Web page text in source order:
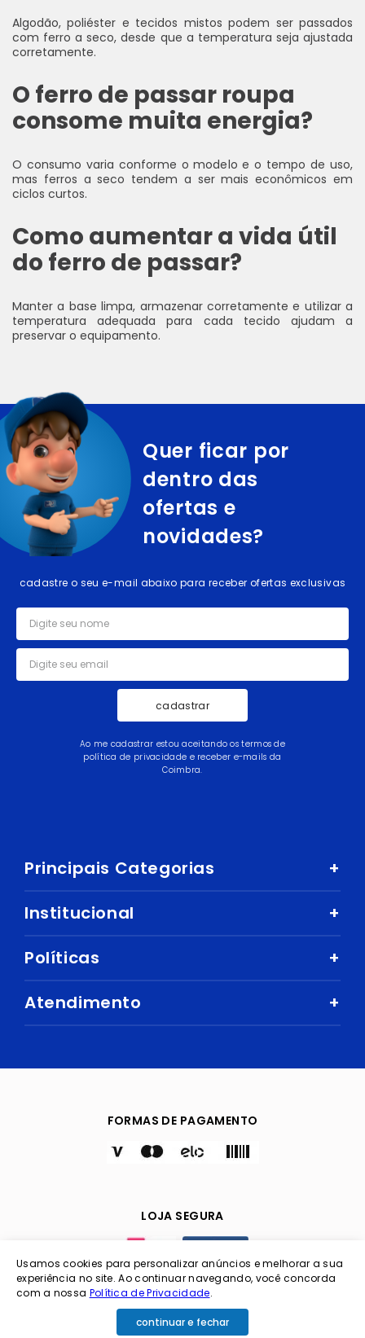
Algodão, poliéster e tecidos mistos podem ser passados
com ferro a seco, desde que a temperatura seja ajustada
corretamente.
O ferro de passar roupa
consome muita energia?
O consumo varia conforme o modelo e o tempo de uso,
mas ferros a seco tendem a ser mais econômicos em
ciclos curtos.
Como aumentar a vida útil
do ferro de passar?
Manter a base limpa, armazenar corretamente e utilizar a
temperatura adequada para cada tecido ajudam a
preservar o equipamento.
Quer ficar por
dentro das
ofertas e
novidades?
cadastre o seu e-mail abaixo para receber ofertas exclusivas
cadastrar
Ao me cadastrar estou aceitando os termos de
política de privacidade e receber e-mails da
Coimbra.
Principais Categorias +
Celular e Smartphone
Sandálias
Áudio
Esporte e Lazer
Institucional +
Nossa História
Nossas Lojas
Trabalhe Conosco
Políticas +
Como comprar
Política de Privacidade
Atendimento +
Perguntas Frequentes
FORMAS DE PAGAMENTO
LOJA SEGURA
Coimbra Imp. e Exp. LTDA / CNPJ: 06.151.921/0001-31 /
Usamos cookies para personalizar anúncios e melhorar a sua
experiência no site. Ao continuar navegando, você concorda
com a nossa Política de Privacidade.
continuar e fechar